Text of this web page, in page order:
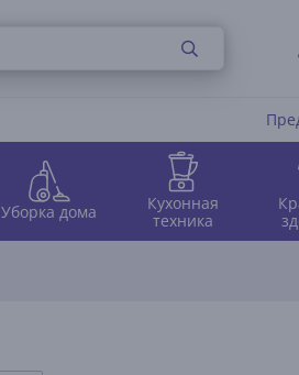
Уборка дома
Кухонная
техника